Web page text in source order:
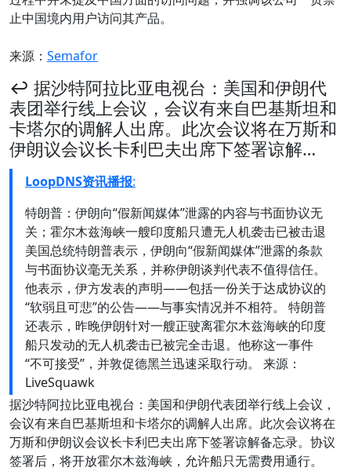
止中国境内用户访问其产品。
来源： Semafor
↩️ 据沙特阿拉比亚电视台：美国和伊朗代
表团举行线上会议，会议有来自巴基斯坦和
卡塔尔的调解人出席。此次会议将在万斯和
伊朗议会议长卡利巴夫出席下签署谅解…
LoopDNS资讯播报:
特朗普：伊朗向“假新闻媒体”泄露的内容与书面协议无
关；霍尔木兹海峡一艘印度船只遭无人机袭击已被击退
美国总统特朗普表示，伊朗向“假新闻媒体”泄露的条款
与书面协议毫无关系，并称伊朗谈判代表不值得信任。
他表示，伊方发表的声明——包括一份关于达成协议的
“软弱且可悲”的公告——与事实情况并不相符。 特朗普
还表示，昨晚伊朗针对一艘正驶离霍尔木兹海峡的印度
船只发动的无人机袭击已被完全击退。他称这一事件
“不可接受”，并敦促德黑兰迅速采取行动。 来源：
LiveSquawk
据沙特阿拉比亚电视台：美国和伊朗代表团举行线上会议，
会议有来自巴基斯坦和卡塔尔的调解人出席。此次会议将在
万斯和伊朗议会议长卡利巴夫出席下签署谅解备忘录。协议
签署后，将开放霍尔木兹海峡，允许船只无需费用通行。